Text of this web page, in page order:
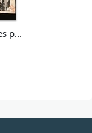
Jerry Spring - Trafic d’armes pl.22